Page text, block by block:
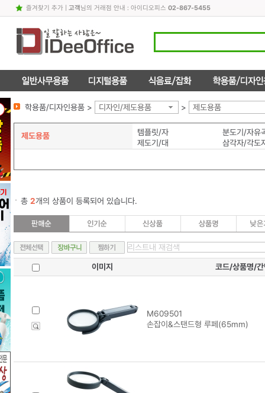
즐겨찾기 추가| 고객님의 거래점 안내 : 아이디오피스 02-867-5455
학용품/디자인용품 > 디자인/제도용품 > 제도용품
제도용품 템플릿/자
분도기/자유
제도기/대
삼각자/각도
총 2개의 상품이 등록되어 있습니다.
이미지 코드/상품명/간
M609501
손잡이&스탠드형 루페(65mm)